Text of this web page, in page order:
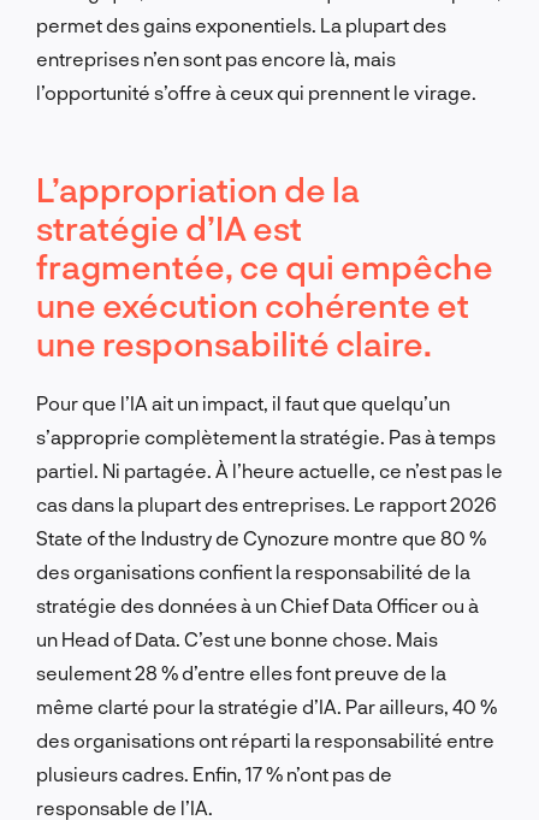
permet des gains exponentiels. La plupart des
entreprises n’en sont pas encore là, mais
l’opportunité s’offre à ceux qui prennent le virage.
L’appropriation de la
stratégie d’IA est
fragmentée, ce qui empêche
une exécution cohérente et
une responsabilité claire.
Pour que l’IA ait un impact, il faut que quelqu’un
s’approprie complètement la stratégie. Pas à temps
partiel. Ni partagée. À l’heure actuelle, ce n’est pas le
cas dans la plupart des entreprises. Le rapport 2026
State of the Industry de Cynozure montre que 80 %
des organisations confient la responsabilité de la
stratégie des données à un Chief Data Officer ou à
un Head of Data. C’est une bonne chose. Mais
seulement 28 % d’entre elles font preuve de la
même clarté pour la stratégie d’IA. Par ailleurs, 40 %
des organisations ont réparti la responsabilité entre
plusieurs cadres. Enfin, 17 % n’ont pas de
responsable de l’IA.